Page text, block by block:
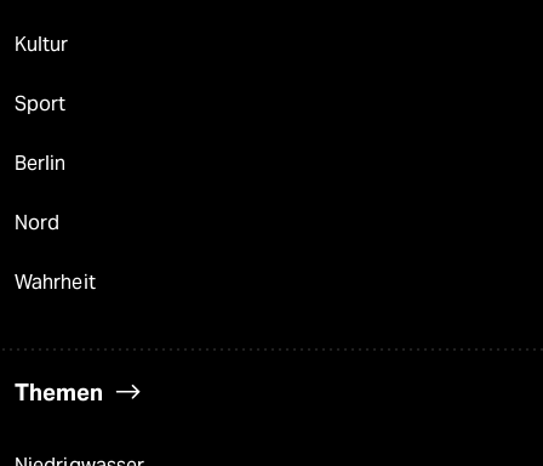
Kultur
Sport
Berlin
Nord
Wahrheit
Themen